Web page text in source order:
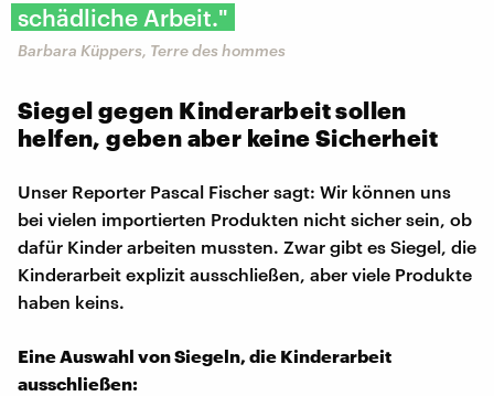
schädliche Arbeit."
Barbara Küppers, Terre des hommes
Siegel gegen Kinderarbeit sollen
helfen, geben aber keine Sicherheit
Unser Reporter Pascal Fischer sagt: Wir können uns
bei vielen importierten Produkten nicht sicher sein, ob
dafür Kinder arbeiten mussten. Zwar gibt es Siegel, die
Kinderarbeit explizit ausschließen, aber viele Produkte
haben keins.
Eine Auswahl von Siegeln, die Kinderarbeit
ausschließen: